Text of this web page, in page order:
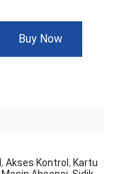
Buy Now
, Akses Kontrol , Kartu